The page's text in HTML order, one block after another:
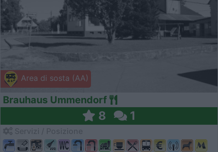
Area di sosta (AA)
Brauhaus Ummendorf
8 1